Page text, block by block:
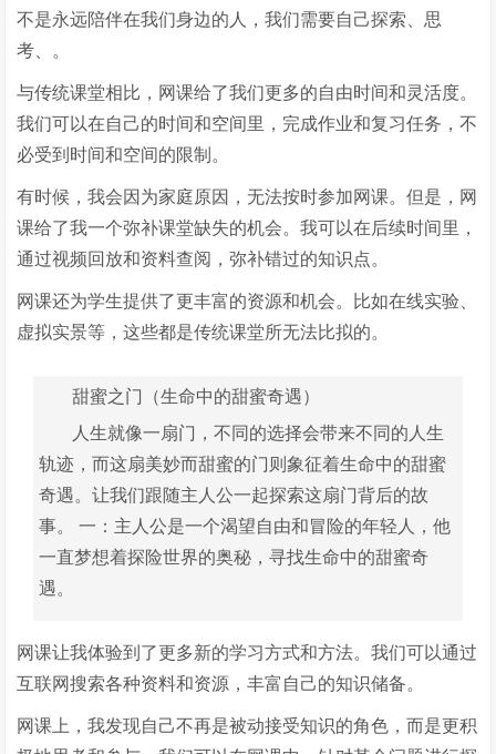
不是永远陪伴在我们身边的人，我们需要自己探索、思
考、。
与传统课堂相比，网课给了我们更多的自由时间和灵活度。
我们可以在自己的时间和空间里，完成作业和复习任务，不
必受到时间和空间的限制。
有时候，我会因为家庭原因，无法按时参加网课。但是，网
课给了我一个弥补课堂缺失的机会。我可以在后续时间里，
通过视频回放和资料查阅，弥补错过的知识点。
网课还为学生提供了更丰富的资源和机会。比如在线实验、
虚拟实景等，这些都是传统课堂所无法比拟的。
甜蜜之门（生命中的甜蜜奇遇）
人生就像一扇门，不同的选择会带来不同的人生
轨迹，而这扇美妙而甜蜜的门则象征着生命中的甜蜜
奇遇。让我们跟随主人公一起探索这扇门背后的故
事。 一：主人公是一个渴望自由和冒险的年轻人，他
一直梦想着探险世界的奥秘，寻找生命中的甜蜜奇
遇。
网课让我体验到了更多新的学习方式和方法。我们可以通过
互联网搜索各种资料和资源，丰富自己的知识储备。
网课上，我发现自己不再是被动接受知识的角色，而是更积